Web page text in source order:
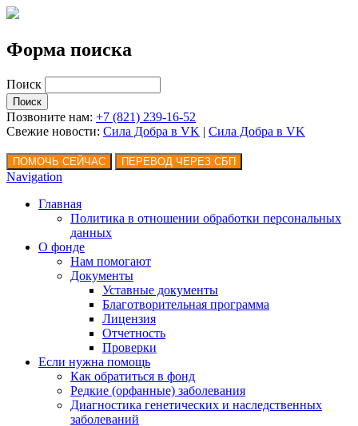
Форма поиска
Поиск
Позвоните нам: +7 (821) 239-16-52
Свежие новости: Сила Добра в VK | Сила Добра в VK
Navigation
Главная
Политика в отношении обработки персональных
данных
О фонде
Нам помогают
Документы
Уставные документы
Благотворительная программа
Лицензия
Отчетность
Проверки
Если нужна помощь
Как обратиться в фонд
Редкие (орфанные) заболевания
Диагностика генетических и наследственных
заболеваний